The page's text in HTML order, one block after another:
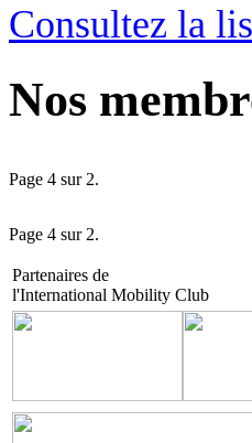
Consultez la
Nos
Page 4 sur 2.
Page 4 sur 2.
Partenaires de
l'International Mobility Club